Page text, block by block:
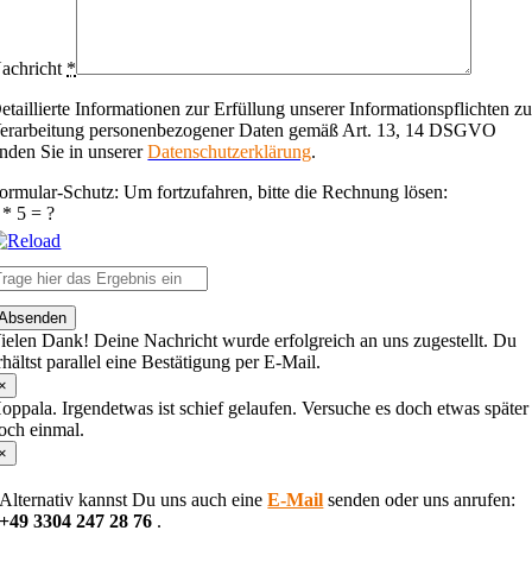
*
Informationen zur Erfüllung unserer Informationspflichten
personenbezogener Daten gemäß Art. 13, 14 DSGVO
Sie in unsererDatenschutzerklärung.
Schutz: Um fortzufahren, bitte die Rechnung lösen:
* 5 = ?
Dank! Deine Nachricht wurde erfolgreich an uns zugestellt. Du
parallel eine Bestätigung per E-Mail.
Irgendetwas ist schief gelaufen. Versuche es doch etwas später
einmal.
Alternativ kannst Du uns auch eineE-Mail senden oder uns anrufen:
+49 3304 247 28 76 .